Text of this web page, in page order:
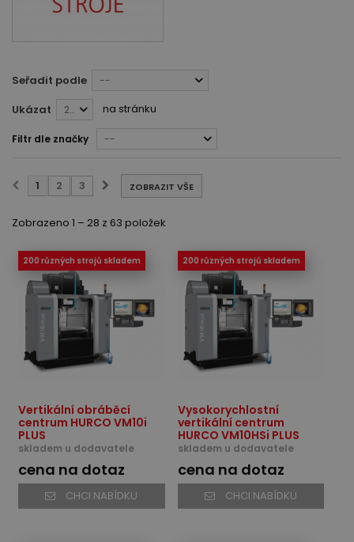
Seřadit podle --
Ukázat 28 na stránku
Filtr dle značky --
ZOBRAZIT VŠE
1 2 3
Zobrazeno 1 – 28 z 63 položek
200 různých strojů skladem
Vertikální obráběcí
centrum HURCO VM10i
PLUS
skladem u dodavatele
cena na dotaz
CHCI NABÍDKU
200 různých strojů skladem
Vysokorychlostní
vertikální centrum
HURCO VM10HSi PLUS
skladem u dodavatele
cena na dotaz
CHCI NABÍDKU